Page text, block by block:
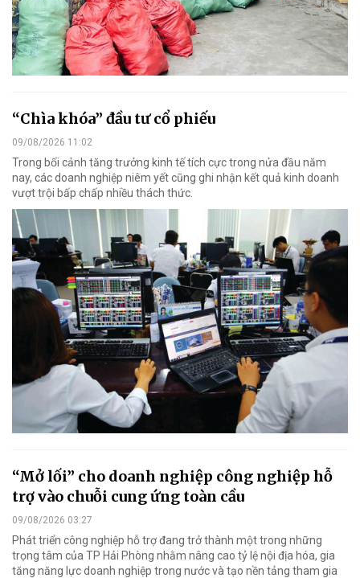
“Chìa khóa” đầu tư cổ phiếu
09/08/2026 11:02
Trong bối cảnh tăng trưởng kinh tế tích cực trong nửa đầu năm
nay, các doanh nghiệp niêm yết cũng ghi nhận kết quả kinh doanh
vượt trội bấp chấp nhiều thách thức.
“Mở lối” cho doanh nghiệp công nghiệp hỗ
trợ vào chuỗi cung ứng toàn cầu
09/08/2026 03:27
Phát triển công nghiệp hỗ trợ đang trở thành một trong những
trọng tâm của TP Hải Phòng nhằm nâng cao tỷ lệ nội địa hóa, gia
tăng năng lực doanh nghiệp trong nước và tạo nền tảng tham gia